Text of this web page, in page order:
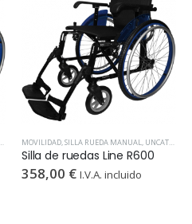
MOVILIDAD,SILLA RUEDA MANUAL, UNCATEGORIZED
Silla de ruedas Line R600
358,00 € I.V.A. incluido
out of 5
130,00€
I.V.A.
incluido